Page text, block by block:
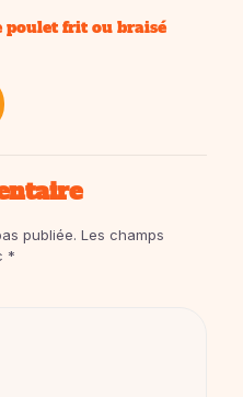
poulet frit ou braisé
publiée. Les champs
*